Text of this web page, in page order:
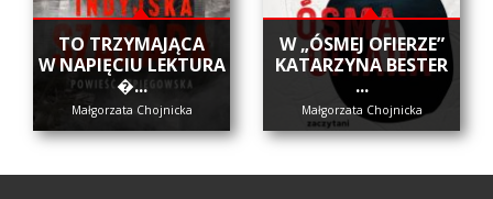
​TO TRZYMAJĄCA
W NAPIĘCIU LEKTURA
�...
Małgorzata Chojnicka
W „ÓSMEJ OFIERZE”
KATARZYNA BESTER
...
Małgorzata Chojnicka